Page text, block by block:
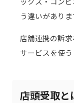
う違いがありま
店舗連携の訴
サービスを使う
店頭受取と